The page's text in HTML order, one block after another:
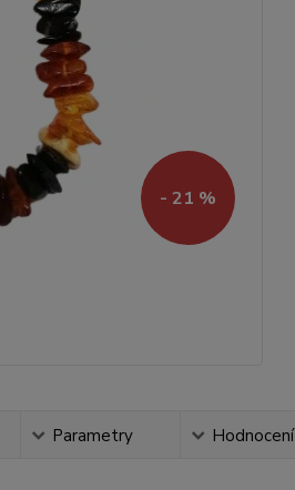
- 21 %
Parametry Hodnocení